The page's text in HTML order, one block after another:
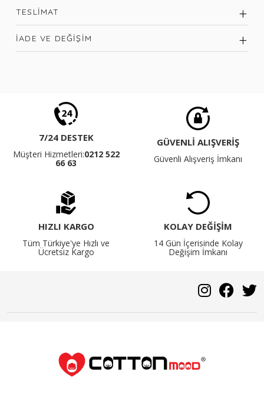
TESLIMAT
İADE VE DEĞIŞIM
7/24 DESTEK
Müşteri Hizmetleri:0212 522
66 63
GÜVENLİ ALIŞVERİŞ
Güvenli Alışveriş İmkanı
HIZLI KARGO
Tüm Türkiye'ye Hızlı ve
Ücretsiz Kargo
KOLAY DEĞİŞİM
14 Gün İçerisinde Kolay
Değişim İmkanı